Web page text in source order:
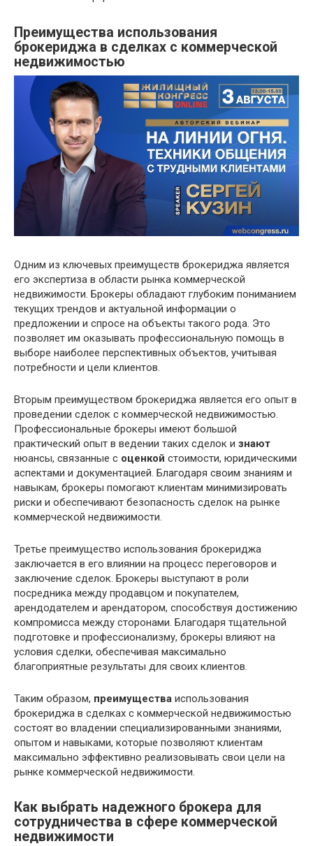
Преимущества использования
брокериджа в сделках с коммерческой
недвижимостью
Одним из ключевых преимуществ брокериджа является
его экспертиза в области рынка коммерческой
недвижимости. Брокеры обладают глубоким пониманием
текущих трендов и актуальной информации о
предложении и спросе на объекты такого рода. Это
позволяет им оказывать профессиональную помощь в
выборе наиболее перспективных объектов, учитывая
потребности и цели клиентов.
Вторым преимуществом брокериджа является его опыт в
проведении сделок с коммерческой недвижимостью.
Профессиональные брокеры имеют большой
практический опыт в ведении таких сделок и знают
нюансы, связанные с оценкой стоимости, юридическими
аспектами и документацией. Благодаря своим знаниям и
навыкам, брокеры помогают клиентам минимизировать
риски и обеспечивают безопасность сделок на рынке
коммерческой недвижимости.
Третье преимущество использования брокериджа
заключается в его влиянии на процесс переговоров и
заключение сделок. Брокеры выступают в роли
посредника между продавцом и покупателем,
арендодателем и арендатором, способствуя достижению
компромисса между сторонами. Благодаря тщательной
подготовке и профессионализму, брокеры влияют на
условия сделки, обеспечивая максимально
благоприятные результаты для своих клиентов.
Таким образом, преимущества использования
брокериджа в сделках с коммерческой недвижимостью
состоят во владении специализированными знаниями,
опытом и навыками, которые позволяют клиентам
максимально эффективно реализовывать свои цели на
рынке коммерческой недвижимости.
Как выбрать надежного брокера для
сотрудничества в сфере коммерческой
недвижимости